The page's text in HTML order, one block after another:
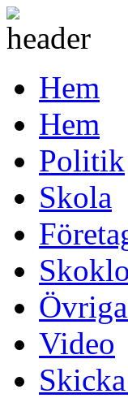
Hem
Hem
Politik
Skola
Video